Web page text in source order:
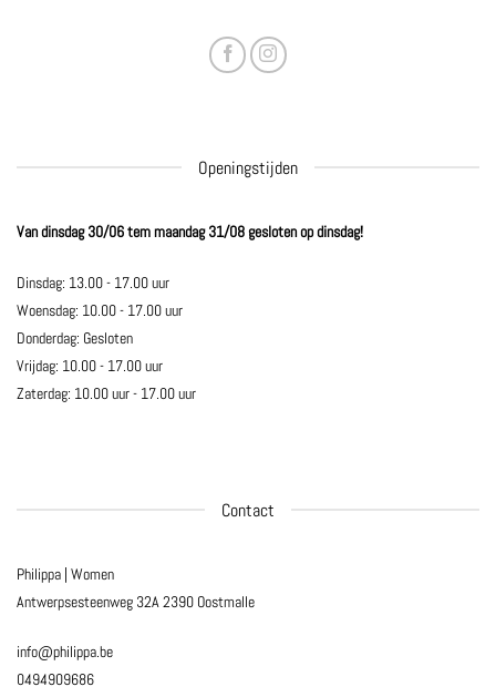
Contact
Philippa | Women
Antwerpsesteenweg 32A 2390 Oostmalle
info@philippa.be
0494909686
Openingstijden
Van dinsdag 30/06 tem maandag 31/08 gesloten op dinsdag!
Dinsdag: 13.00 - 17.00 uur
Woensdag: 10.00 - 17.00 uur
Donderdag: Gesloten
Vrijdag: 10.00 - 17.00 uur
Zaterdag: 10.00 uur - 17.00 uur